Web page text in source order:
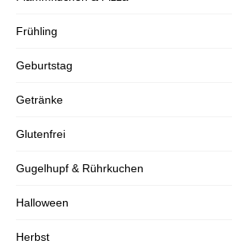
Frühling
Geburtstag
Getränke
Glutenfrei
Gugelhupf & Rührkuchen
Halloween
Herbst